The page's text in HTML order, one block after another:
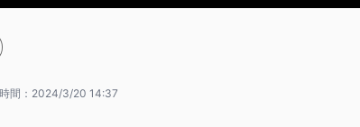
間： 2024/3/20 14:37